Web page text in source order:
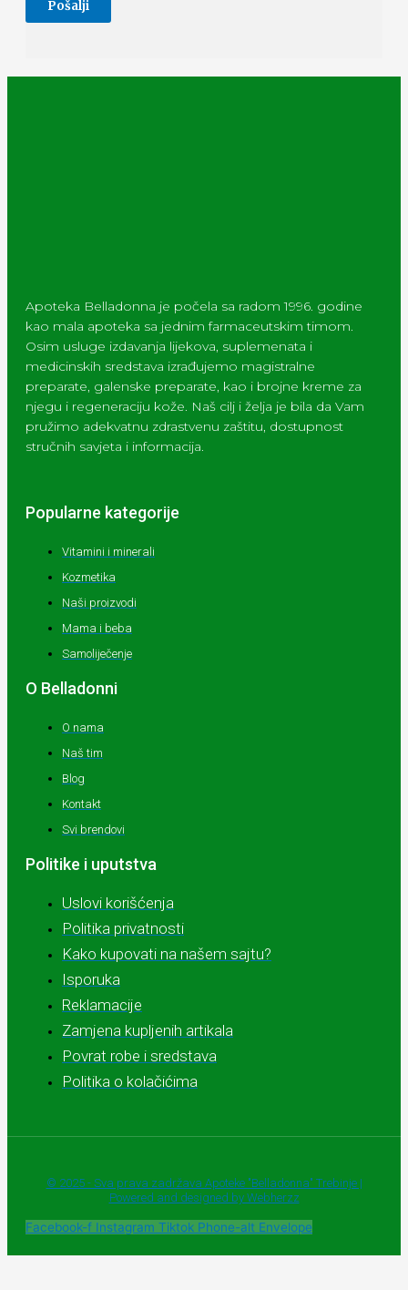
Apoteka Belladonna je počela sa radom 1996. godine
kao mala apoteka sa jednim farmaceutskim timom.
Osim usluge izdavanja lijekova, suplemenata i
medicinskih sredstava izrađujemo magistralne
preparate, galenske preparate, kao i brojne kreme za
njegu i regeneraciju kože. Naš cilj i želja je bila da Vam
pružimo adekvatnu zdrastvenu zaštitu, dostupnost
stručnih savjeta i informacija.
Popularne kategorije
Vitamini i minerali
Kozmetika
Naši proizvodi
Mama i beba
Samoliječenje
O Belladonni
O nama
Naš tim
Blog
Kontakt
Svi brendovi
Politike i uputstva
Uslovi korišćenja
Politika privatnosti
Kako kupovati na našem sajtu?
Isporuka
Reklamacije
Zamjena kupljenih artikala
Povrat robe i sredstava
Politika o kolačićima
© 2025 - Sva prava zadržava Apoteke "Belladonna" Trebinje |
Powered and designed by Webherzz
Facebook-f Instagram Tiktok Phone-alt Envelope